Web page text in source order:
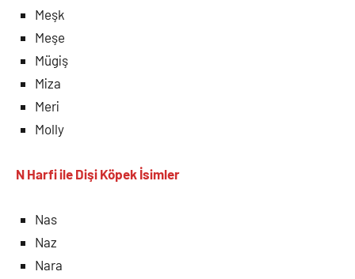
Meşk
Meşe
Mügiş
Miza
Meri
Molly
N Harfi ile Dişi Köpek İsimler
Nas
Naz
Nara